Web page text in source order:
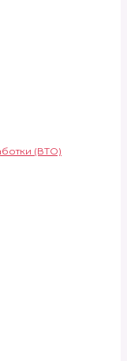
(ВТО)